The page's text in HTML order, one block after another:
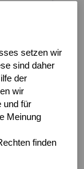
zur
Logo,
setzen wir
sind daher
der
wir
und für
Meinung
finden